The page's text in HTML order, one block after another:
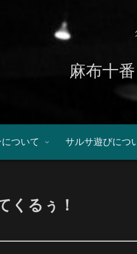
麻布十
ついて サルサ遊びにつ
くるぅ！